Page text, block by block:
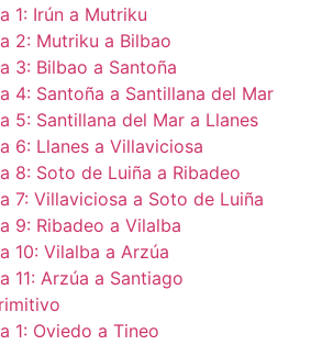
1: Irún a Mutriku
2: Mutriku a Bilbao
3: Bilbao a Santoña
4: Santoña a Santillana del Mar
5: Santillana del Mar a Llanes
6: Llanes a Villaviciosa
8: Soto de Luiña a Ribadeo
7: Villaviciosa a Soto de Luiña
9: Ribadeo a Vilalba
10: Vilalba a Arzúa
11: Arzúa a Santiago
1: Oviedo a Tineo